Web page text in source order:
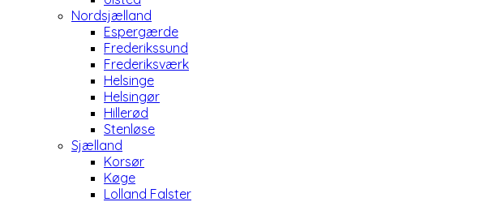
Nordsjælland
Espergærde
Frederikssund
Frederiksværk
Helsinge
Helsingør
Hillerød
Stenløse
Sjælland
Korsør
Køge
Lolland Falster